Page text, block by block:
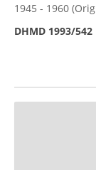
1945 - 1960
DHMD 1993/542